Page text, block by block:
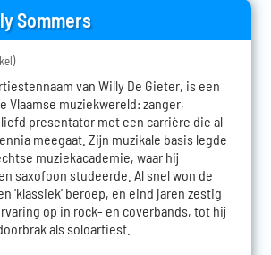
Sommers
van Willy De Gieter, is een
Vlaamse muziekwereld: zanger,
presentator met een carrière die al
meegaat. Zijn muzikale basis legde
muziekacademie, waar hij
saxofoon studeerde. Al snel won de
'klassiek' beroep, en eind jaren zestig
op in rock- en coverbands, tot hij
als soloartiest.